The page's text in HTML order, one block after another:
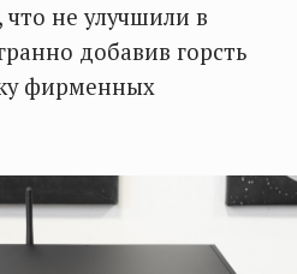
что не улучшили в
добавив горсть
фирменных